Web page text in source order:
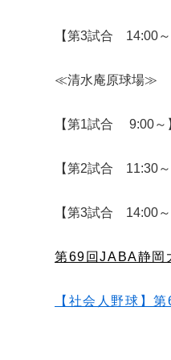
【第3試合 14:00
≪清水庵原球場≫
【第1試合 9:00
【第2試合 11:30
【第3試合 14:00
第69回JABA静
【社会人野球】